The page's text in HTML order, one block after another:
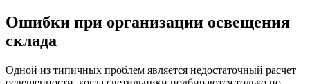
Ошибки при организации освещения
склада
Одной из типичных проблем является недостаточный расчет